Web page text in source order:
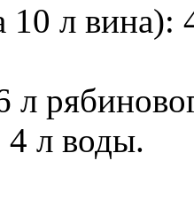
10 л вина):
л
4 л воды.